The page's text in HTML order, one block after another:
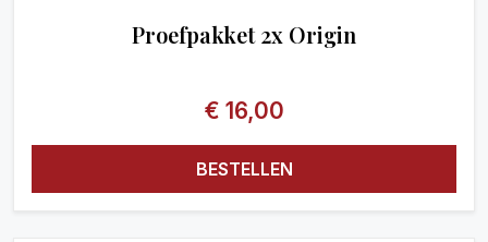
Proefpakket 2x Origin
€ 16,00
BESTELLEN